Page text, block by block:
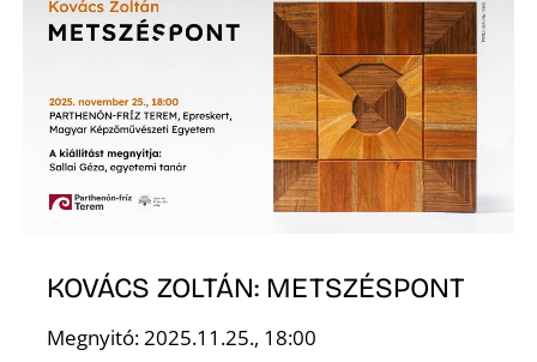
KOVÁCS ZOLTÁN: METSZÉSPONT
Megnyitó: 2025.11.25., 18:00